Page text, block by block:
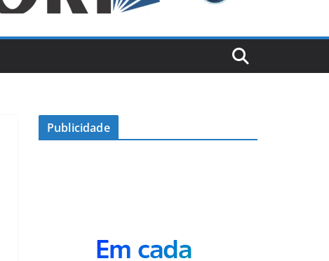
Publicidade